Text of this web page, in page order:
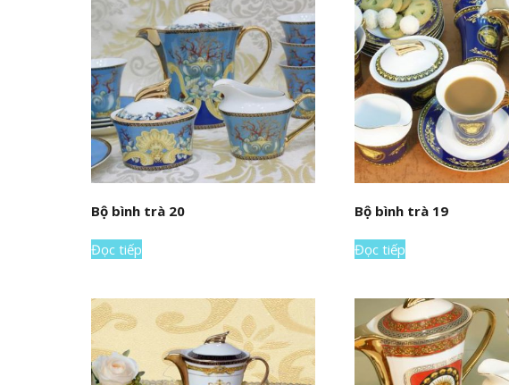
Bộ bình trà 20
Đọc tiếp
Bộ bình trà 19
Đọc tiếp